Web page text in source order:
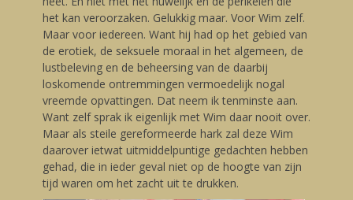
het kan veroorzaken. Gelukkig maar. Voor Wim zelf.
Maar voor iedereen. Want hij had op het gebied van
de erotiek, de seksuele moraal in het algemeen, de
lustbeleving en de beheersing van de daarbij
loskomende ontremmingen vermoedelijk nogal
vreemde opvattingen. Dat neem ik tenminste aan.
Want zelf sprak ik eigenlijk met Wim daar nooit over.
Maar als steile gereformeerde hark zal deze Wim
daarover ietwat uitmiddelpuntige gedachten hebben
gehad, die in ieder geval niet op de hoogte van zijn
tijd waren om het zacht uit te drukken.